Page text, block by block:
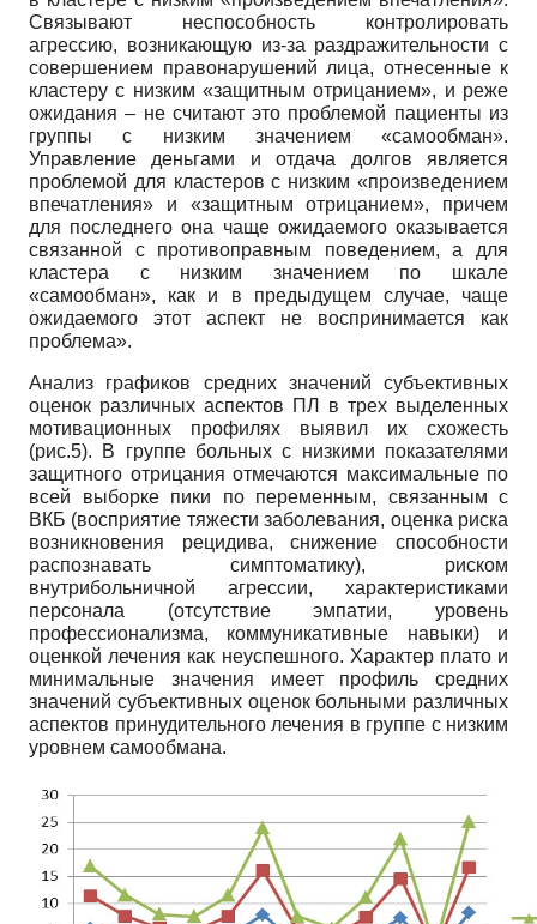
Связывают неспособность контролировать
агрессию, возникающую из-за раздражительности с
совершением правонарушений лица, отнесенные к
кластеру с низким «защитным отрицанием», и реже
ожидания – не считают это проблемой пациенты из
группы с низким значением «самообман».
Управление деньгами и отдача долгов является
проблемой для кластеров с низким «произведением
впечатления» и «защитным отрицанием», причем
для последнего она чаще ожидаемого оказывается
связанной с противоправным поведением, а для
кластера с низким значением по шкале
«самообман», как и в предыдущем случае, чаще
ожидаемого этот аспект не воспринимается как
проблема».
Анализ графиков средних значений субъективных
оценок различных аспектов ПЛ в трех выделенных
мотивационных профилях выявил их схожесть
(рис.5). В группе больных с низкими показателями
защитного отрицания отмечаются максимальные по
всей выборке пики по переменным, связанным с
ВКБ (восприятие тяжести заболевания, оценка риска
возникновения рецидива, снижение способности
распознавать симптоматику), риском
внутрибольничной агрессии, характеристиками
персонала (отсутствие эмпатии, уровень
профессионализма, коммуникативные навыки) и
оценкой лечения как неуспешного. Характер плато и
минимальные значения имеет профиль средних
значений субъективных оценок больными различных
аспектов принудительного лечения в группе с низким
уровнем самообмана.